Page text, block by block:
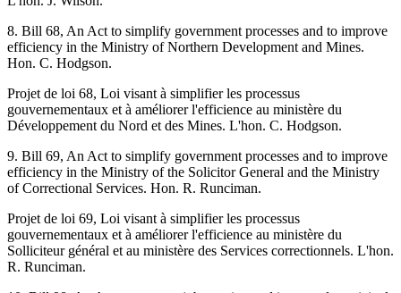
8. Bill 68, An Act to simplify government processes and to improve
efficiency in the Ministry of Northern Development and Mines.
Hon. C. Hodgson.
Projet de loi 68, Loi visant à simplifier les processus
gouvernementaux et à améliorer l'efficience au ministère du
Développement du Nord et des Mines. L'hon. C. Hodgson.
9. Bill 69, An Act to simplify government processes and to improve
efficiency in the Ministry of the Solicitor General and the Ministry
of Correctional Services. Hon. R. Runciman.
Projet de loi 69, Loi visant à simplifier les processus
gouvernementaux et à améliorer l'efficience au ministère du
Solliciteur général et au ministère des Services correctionnels. L'hon.
R. Runciman.